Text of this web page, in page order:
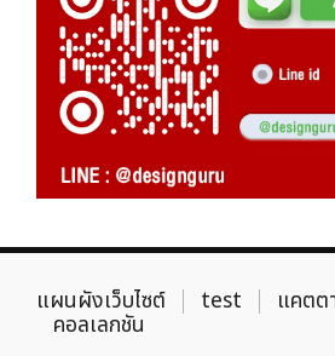
แผนผังเว็บไซต์ test แคตต
คอลเลกชัน